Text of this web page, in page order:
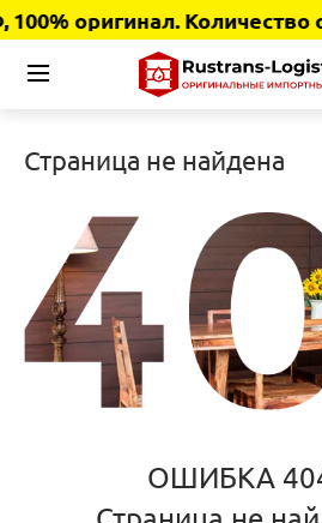
оригинал. Количество
Страница не найдена
ОШИБКА